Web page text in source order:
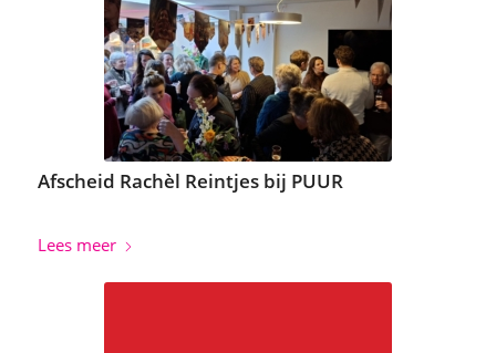
Afscheid Rachèl Reintjes bij PUUR
Lees meer